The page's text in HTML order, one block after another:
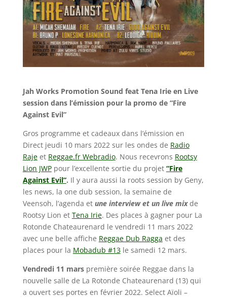
Jah Works Promotion Sound feat Tena Irie en Live
session dans l’émission pour la promo de “Fire
Against Evil”
Gros programme et cadeaux dans l’émission en
Direct jeudi 10 mars 2022 sur les ondes de Radio
Rajeet Reggae.fr Webradio. Nous recevrons Rootsy
Lion JWPpour l’excellente sortie du projet “Fire
Against Evil”. Il y aura aussi la roots session by Geny,
les news, la one dub session, la semaine de
Veensoh, l’agenda et une interview et un live mixde
Rootsy Lion et Tena Irie. Des places à gagner pour La
Rotonde Chateaurenard le vendredi 11 mars 2022
avec une belle affiche Reggae Dub Ragga et des
places pour la Mobadub #13le samedi 12 mars.
Vendredi 11 marspremière soirée Reggae dans la
nouvelle salle de La Rotonde Chateaurenard (13) qui
a ouvert ses portes en février 2022. Select Aïoli –